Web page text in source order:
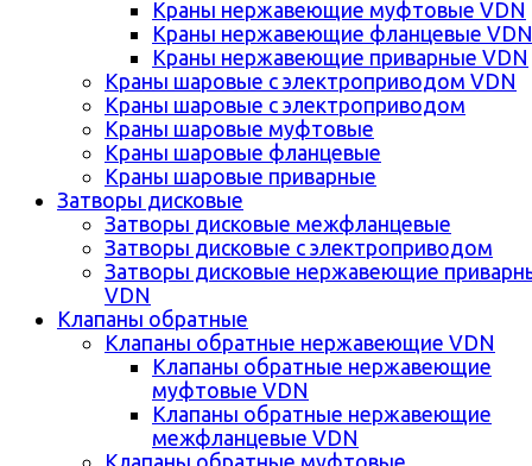
Краны нержавеющие муфтовые VDN
Краны нержавеющие фланцевые VDN
Краны нержавеющие приварные VDN
Краны шаровые с электроприводом VDN
Краны шаровые с электроприводом
Краны шаровые муфтовые
Краны шаровые фланцевые
Краны шаровые приварные
Затворы дисковые
Затворы дисковые межфланцевые
Затворы дисковые с электроприводом
Затворы дисковые нержавеющие
VDN
Клапаны обратные
Клапаны обратные нержавеющие VDN
Клапаны обратные нержавеющие
муфтовые VDN
Клапаны обратные нержавеющие
межфланцевые VDN
Клапаны обратные муфтовые